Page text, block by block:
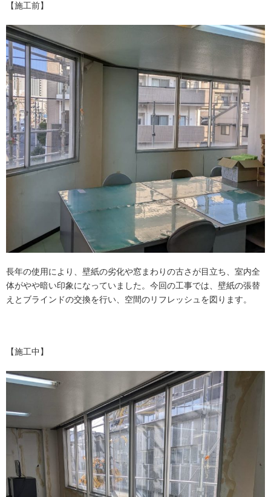
【施工前】
長年の使用により、壁紙の劣化や窓まわりの古さが目立ち、室内全
体がやや暗い印象になっていました。今回の工事では、壁紙の張替
えとブラインドの交換を行い、空間のリフレッシュを図ります。
【施工中】